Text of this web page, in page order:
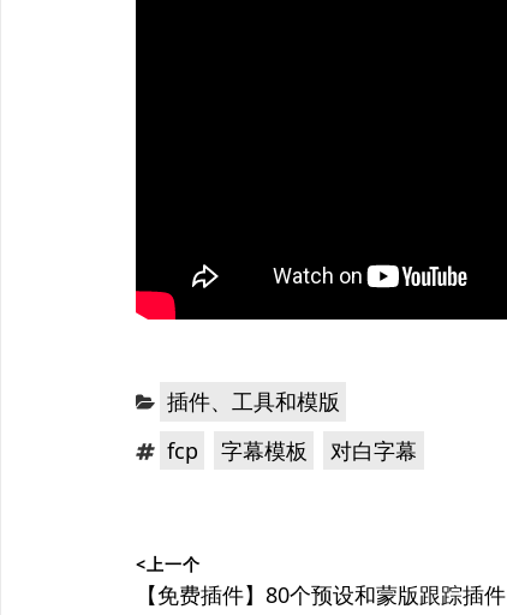
分 插件、工具和模版
标 fcp ，
字幕模板 ，
对白字幕
章
<上一个
上
【免费插件】80个预设和蒙版跟踪插件